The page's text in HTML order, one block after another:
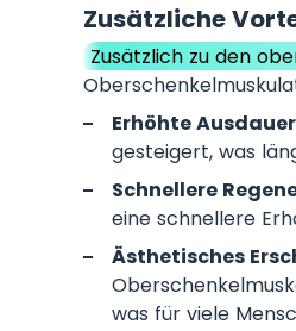
Zusätzliche
Zusätzlich zu den
Erhöhte
gesteigert, was
Schnellere
eine schnellere
Ästhetisches
was für viele